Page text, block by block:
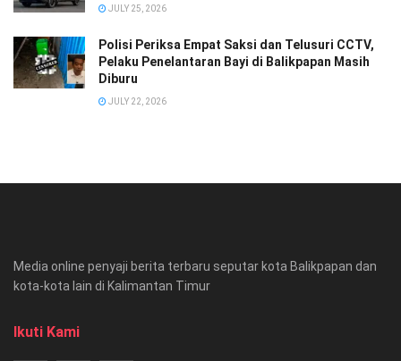
JULY 25, 2026
Polisi Periksa Empat Saksi dan Telusuri CCTV,
Pelaku Penelantaran Bayi di Balikpapan Masih
Diburu
JULY 22, 2026
Media online penyaji berita terbaru seputar kota Balikpapan dan
kota-kota lain di Kalimantan Timur
Ikuti Kami